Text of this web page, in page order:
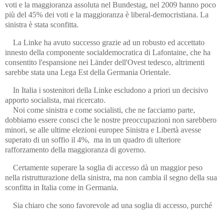
voti e la maggioranza assoluta nel Bundestag, nel 2009 hanno poco
più del 45% dei voti e la maggioranza è liberal-democristiana. La
sinistra è stata sconfitta.
La Linke ha avuto successo grazie ad un robusto ed accettato
innesto della componente socialdemocratica di Lafontaine, che ha
consentito l'espansione nei Länder dell'Ovest tedesco, altrimenti
sarebbe stata una Lega Est della Germania Orientale.
In Italia i sostenitori della Linke escludono a priori un decisivo
apporto socialista, mai ricercato.
Noi come sinistra e come socialisti, che ne facciamo parte,
dobbiamo essere consci che le nostre preoccupazioni non sarebbero
minori, se alle ultime elezioni europee Sinistra e Libertà avesse
superato di un soffio il 4%, ma in un quadro di ulteriore
rafforzamento della maggioranza di governo.
Certamente superare la soglia di accesso dà un maggior peso
nella ristrutturazione della sinistra, ma non cambia il segno della sua
sconfitta in Italia come in Germania.
Sia chiaro che sono favorevole ad una soglia di accesso, purché